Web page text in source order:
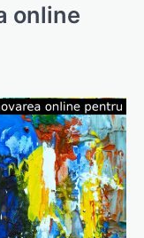
online